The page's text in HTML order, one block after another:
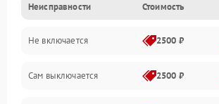
Неисправности Стоимость
Не включается 2500 ₽
Сам выключается 2500 ₽